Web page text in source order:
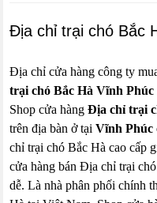
Địa chỉ trại chó Bắc
Địa chỉ cửa hàng công ty
trại chó Bắc Hà Vĩnh Phúc
Shop cửa hàngĐịa chỉ trại
trên địa bàn ở tạiVĩnh Phúc
chỉ trại chó Bắc Hà cao cấp
cửa hàng bán Địa chỉ trại
dễ. Là nhà phân phối chính